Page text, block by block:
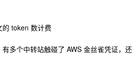
token 数计费
多个中转站触碰了 AWS 金丝雀凭证，还